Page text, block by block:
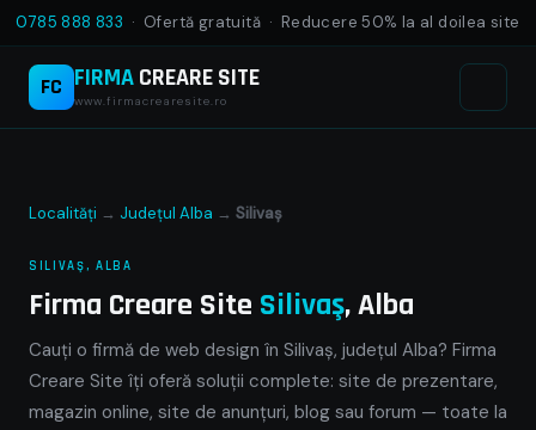
0785 888 833 · Ofertă gratuită · Reducere 50% la al doilea site
FC FIRMACREARE SITE
www.firmacrearesite.ro
Localități → Județul Alba → Silivaş
SILIVAŞ, ALBA
Firma Creare Site Silivaş, Alba
Cauți o firmă de web design în Silivaş, județul Alba? Firma
Creare Site îți oferă soluții complete: site de prezentare,
magazin online, site de anunțuri, blog sau forum — toate la